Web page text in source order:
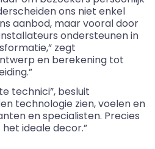
ons niet enkel
aanbod, maar vooral door
ondersteunen in
zegt
en berekening tot
technici”, besluit
technologie zien, voelen en
en specialisten. Precies
ideale decor.”